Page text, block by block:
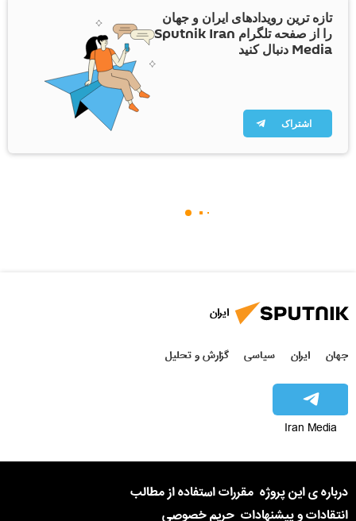
تازه ترین رویدادهای ایران و جهان
را از صفحه تلگرام Sputnik Iran
Media دنبال کنید
اشتراک
ایران
جهان ایران سیاسی گزارش و تحلیل
Iran Media
درباره ی این پروژه مقررات استفاده از مطالب
انتقادات و پیشنهادات حریم خصوصی